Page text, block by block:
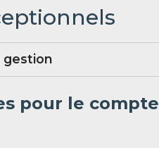
gestion
pour le compte